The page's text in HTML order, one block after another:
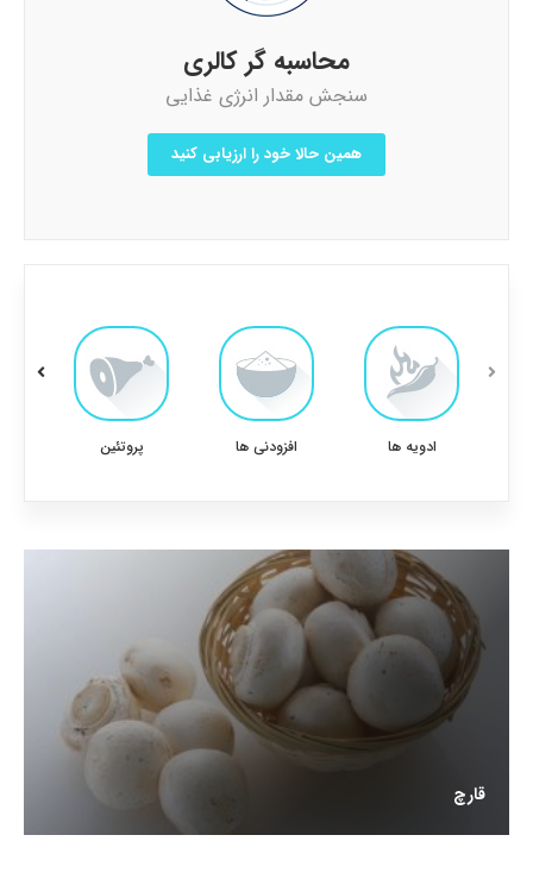
محاسبه گر کالری
سنجش مقدار انرژی غذایی
همین حالا خود را ارزیابی کنید
ادویه ها افزودنی ها پروتئین
قارچ